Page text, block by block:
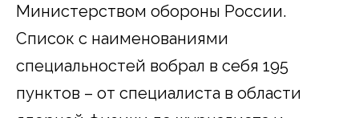
Министерством обороны России.
Список с наименованиями
специальностей вобрал в себя 195
пунктов – от специалиста в области